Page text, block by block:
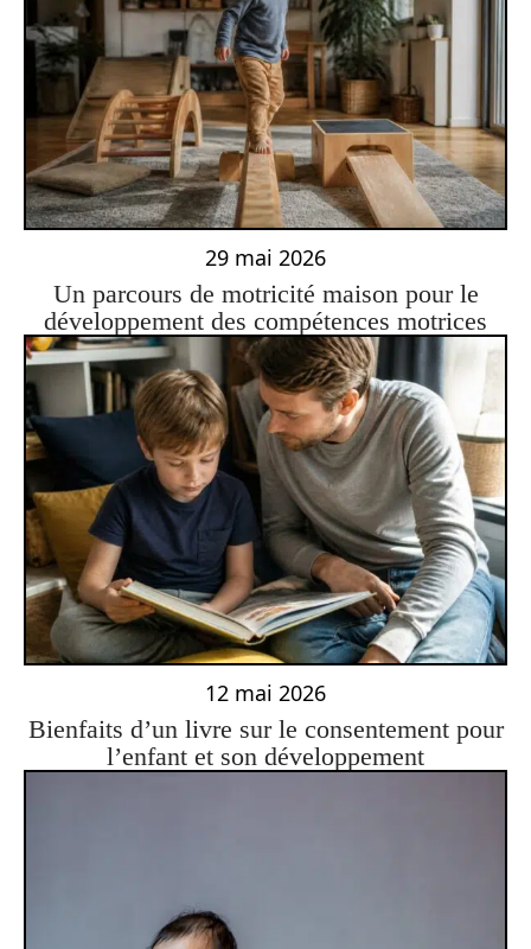
29 mai 2026
Un parcours de motricité maison pour le
développement des compétences motrices
12 mai 2026
Bienfaits d’un livre sur le consentement pour
l’enfant et son développement